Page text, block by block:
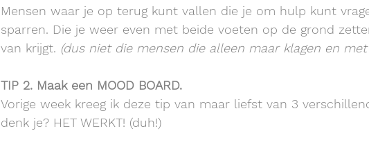
Mensen waar je op terug kunt vallen die je om hulp kunt
sparren. Die je weer even met beide voeten op de grond
van krijgt. (dus niet die mensen die alleen maar klagen en
TIP 2. Maak een MOOD BOARD.
Vorige week kreeg ik deze tip van maar liefst van 3
denk je? HET WERKT! (duh!)